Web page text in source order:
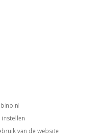
instellen
van de website